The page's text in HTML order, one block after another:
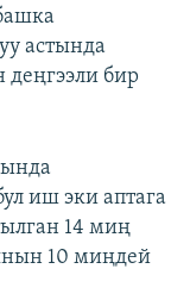
астында
бир
иш эки аптага
14 миң
10 миңдей